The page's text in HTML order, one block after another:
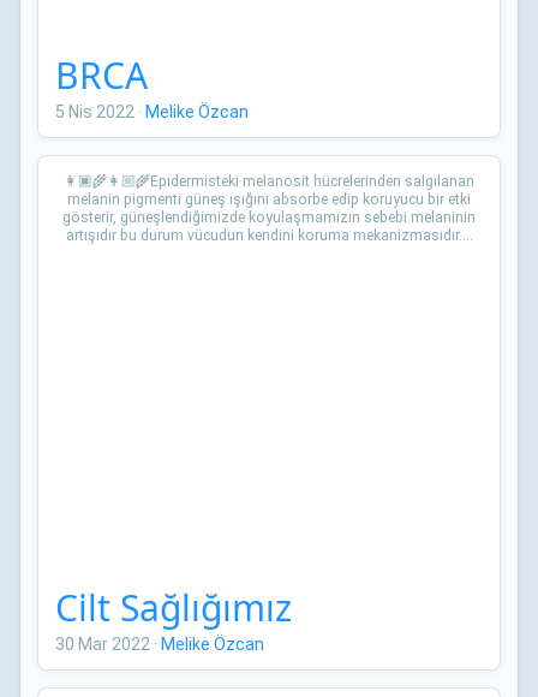
BRCA
5 Nis 2022 · Melike Özcan
👩🏿‍🌾👩🏼‍🌾Epidermisteki melanosit hücrelerinden salgılanan
melanin pigmenti güneş ışığını absorbe edip koruyucu bir etki
gösterir, güneşlendiğimizde koyulaşmamızın sebebi melaninin
artışıdır bu durum vücudun kendini koruma mekanizmasıdır....
Cilt Sağlığımız
30 Mar 2022 · Melike Özcan